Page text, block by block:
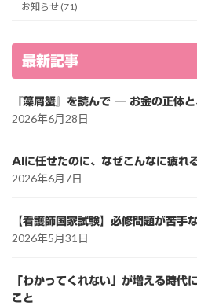
お知らせ (71)
最新記事
『藻屑蟹』を読んで ― お金の正体
2026年6月28日
AIに任せたのに、なぜこんなに疲れ
2026年6月7日
【看護師国家試験】必修問題が苦手
2026年5月31日
「わかってくれない」が増える時代
こと